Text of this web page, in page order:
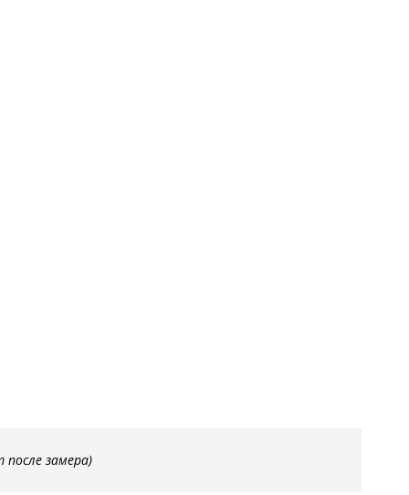
после замера)